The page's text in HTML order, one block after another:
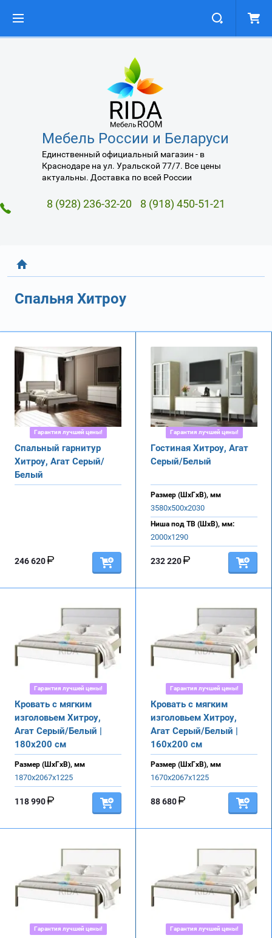
Мебель России и Беларуси
Единственный официальный магазин - в
Краснодаре на ул. Уральской 77/7. Все цены
актуальны. Доставка по всей России
8 (928) 236-32-20 8 (918) 450-51-21
Спальня Хитроу
Гарантия лучшей цены!
Спальный гарнитур
Хитроу, Агат Серый/
Белый
246 620
Гарантия лучшей цены!
Гостиная Хитроу, Агат
Серый/Белый
Размер (ШхГхВ), мм
3580х500х2030
Ниша под ТВ (ШхВ), мм:
2000х1290
232 220
Гарантия лучшей цены!
Кровать с мягким
изголовьем Хитроу,
Агат Серый/Белый |
180х200 см
Размер (ШхГхВ), мм
1870х2067х1225
118 990
Гарантия лучшей цены!
Кровать с мягким
изголовьем Хитроу,
Агат Серый/Белый |
160х200 см
Размер (ШхГхВ), мм
1670х2067х1225
88 680
Гарантия лучшей цены! Гарантия лучшей цены!